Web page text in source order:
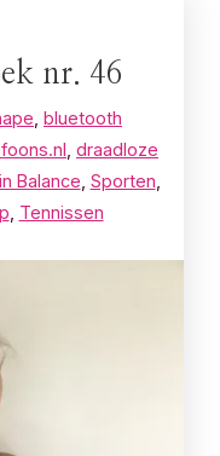
nr. 46
bluetooth
draadloze
Balance Sporten
Tennissen